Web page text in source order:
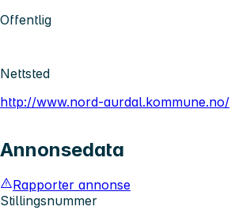
Offentlig
Nettsted
http://www.nord-aurdal.kommune.no/
Annonsedata
Rapporter annonse
Stillingsnummer